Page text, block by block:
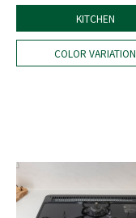
KITCHEN
COLOR VARIATION